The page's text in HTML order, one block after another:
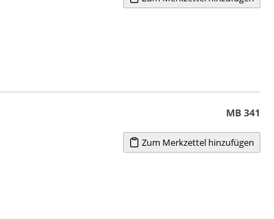
MB 341
Zum Merkzettel hinzufügen